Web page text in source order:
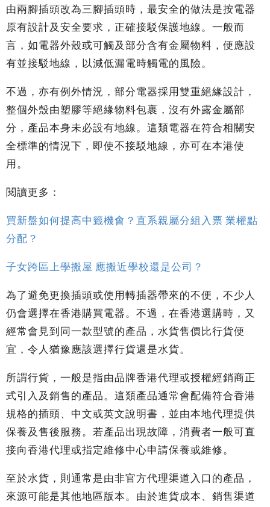
由兩腳插頭改為三腳插頭時，最安全的做法是按電器
原有設計及安全要求，正確接駁保護地線。一般而
言，如電器外殼或可觸及部分含有金屬物料，便應設
有並接駁地線，以減低漏電時觸電的風險。
不過，亦有例外情況，部分電器採用雙重絕緣設計，
整個外殼由塑膠等絕緣物料包裹，沒有外露金屬部
分，產品本身未必設有地線。這類電器在符合相關安
全標準的情況下，即使不接駁地線，亦可在本港使
用。
閱讀更多：
買新盤如何提高中籤機會？直系親屬分組入票 業權點
分配？
子女跨區上學搬屋 應搬近學校還是公司？
為了避免更換插頭或使用轉插器帶來的不便，不少人
仍會選擇在香港購買電器。不過，在香港選購時，又
經常會見到同一款型號的產品，水貨售價比行貨便
宜，令人猶豫應該選擇行貨還是水貨。
所謂行貨，一般是指由品牌香港代理或授權經銷商正
式引入及銷售的產品。這類產品通常會配備符合香港
規格的插頭、中文或英文說明書，並由本地代理提供
保養及售後服務。若產品出現故障，消費者一般可直
接向香港代理或指定維修中心申請保養或維修。
至於水貨，則通常是由非官方代理渠道入口的產品，
來源可能是其他地區版本。由於進貨成本、銷售渠道